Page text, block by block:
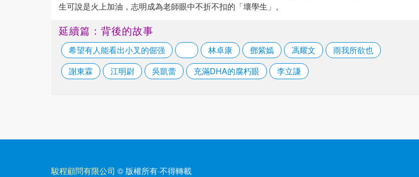
生可說是火上加油，志明成為老師眼中不折不扣的「壞學生」。
延續篇：背後的故事
希望有人能看出小叉的倔强 林卓康 鄧紫嫣 馮耀文
雨我所欲也
謝東霖
江明尉 吳凱蕾 充滿DHA的腐朽眼 李立謙
駿程顧問有限公司 © 版權所有·不得轉載